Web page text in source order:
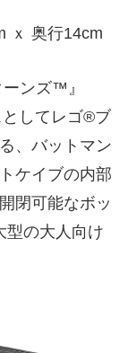
ｘ 奥行14cm
ンズ™』
としてレゴ®ブ
、バットマン
ケイブの内部
閉可能なボッ
型の大人向け